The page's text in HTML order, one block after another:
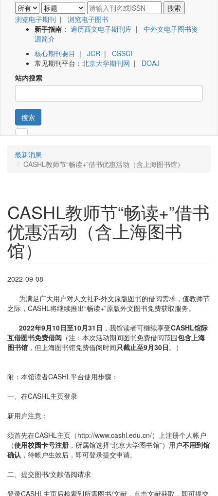
浏览电子期刊 | 浏览电子图书
新手指南 ： 遍历西文电子期刊库 | 中外文电子图书资
源简介
核心期刊要目 | JCR | CSSCI
常见期刊平台： 北京大学期刊网 | DOAJ
站内搜索
搜索
最新消息
CASHL教师节“畅读+”借书优惠活动（含上海图书馆）
CASHL教师节“畅读+”借书
优惠活动（含上海图书
馆）
2022-09-08
为满足广大用户对人文社科外文原版图书的借阅需求，值教师节
之际，CASHL将继续推出“畅读+”原版外文图书免费获取服务。
2022年9月10日至10月31日 ，我馆读者可继续享受CASHL馆际
互借图书免费借阅 （注：本次活动期间图书免费借阅范围包含上海
图书馆 ，但上海图书馆免费借阅时间只截止至9月30日。）
附：本馆读者CASHL平台使用步骤：
一、在CASHL主页登录
新用户注意：
须首先在CASHL主页（http://www.cashl.edu.cn/）上注册个人帐户
（使用校园卡号注册 ，所属馆选择“北京大学图书馆”）用户不用到馆
确认 ，待帐户生效后，即可登录提交申请。
二、提交图书/文献借阅请求
登录CASHL主页后检索到所需图书/文献，点击文献获取，即可提交